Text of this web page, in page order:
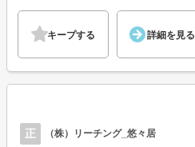
キープする 詳細を見る
正 （株）リーチング_悠々居